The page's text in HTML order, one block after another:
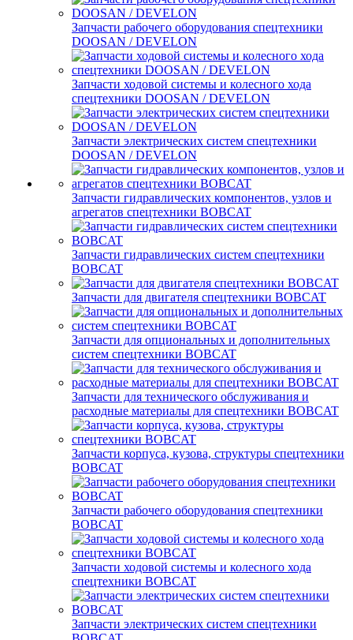
Запчасти рабочего оборудования спецтехники
DOOSAN / DEVELON
Запчасти ходовой системы и колесного хода
спецтехники DOOSAN / DEVELON
Запчасти электрических систем спецтехники
DOOSAN / DEVELON
Запчасти гидравлических компонентов, узлов и
агрегатов спецтехники BOBCAT
Запчасти гидравлических систем спецтехники
BOBCAT
Запчасти для двигателя спецтехники BOBCAT
Запчасти для опциональных и дополнительных
систем спецтехники BOBCAT
Запчасти для технического обслуживания и
расходные материалы для спецтехники BOBCAT
Запчасти корпуса, кузова, структуры спецтехники
BOBCAT
Запчасти рабочего оборудования спецтехники
BOBCAT
Запчасти ходовой системы и колесного хода
спецтехники BOBCAT
Запчасти электрических систем спецтехники